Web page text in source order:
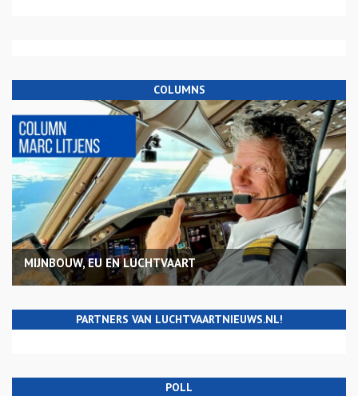
COLUMNS
MIJNBOUW, EU EN LUCHTVAART
PARTNERS VAN LUCHTVAARTNIEUWS.NL!
POLL